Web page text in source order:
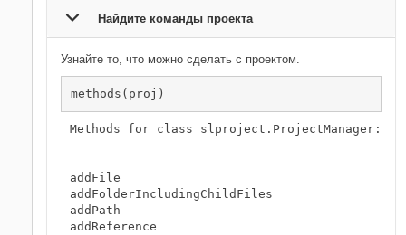
Найдите команды проекта
Узнайте то, что можно сделать с проектом.
Methods for class slproject.ProjectManager:
addFile
addFolderIncludingChildFiles
addPath
addReference